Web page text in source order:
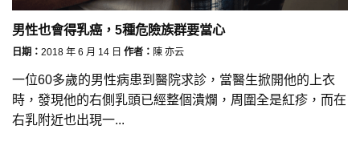
男性也會得乳癌，5種危險族群要當心
日期： 2018 年 6 月 14 日 作者： 陳 亦云
一位60多歲的男性病患到醫院求診，當醫生掀開他的上衣
時，發現他的右側乳頭已經整個潰爛，周圍全是紅疹，而在
右乳附近也出現一...